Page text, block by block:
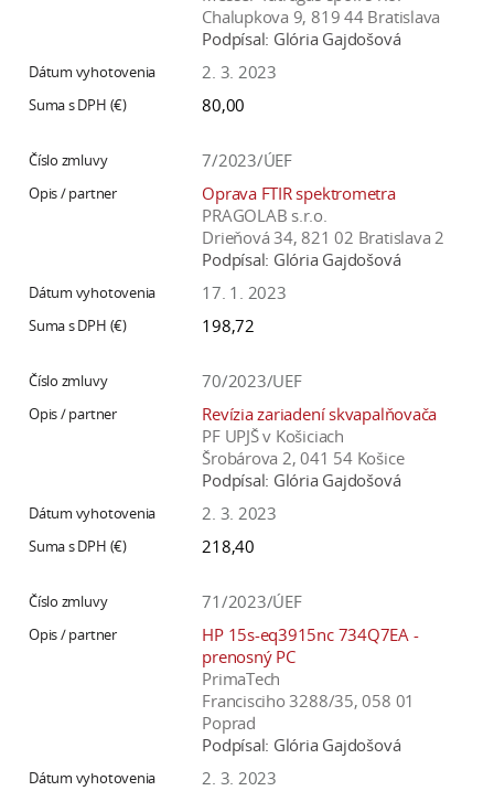
Chalupkova 9, 819 44 Bratislava
Podpísal: Glória Gajdošová
2. 3. 2023
80,00
7/2023/ÚEF
Oprava FTIR spektrometra
PRAGOLAB s.r.o.
Drieňová 34, 821 02 Bratislava 2
Podpísal: Glória Gajdošová
17. 1. 2023
198,72
70/2023/UEF
Revízia zariadení skvapalňovača
PF UPJŠ v Košiciach
Šrobárova 2, 041 54 Košice
Podpísal: Glória Gajdošová
2. 3. 2023
218,40
71/2023/ÚEF
HP 15s-eq3915nc 734Q7EA -
prenosný PC
PrimaTech
Francisciho 3288/35, 058 01
Poprad
Podpísal: Glória Gajdošová
2. 3. 2023